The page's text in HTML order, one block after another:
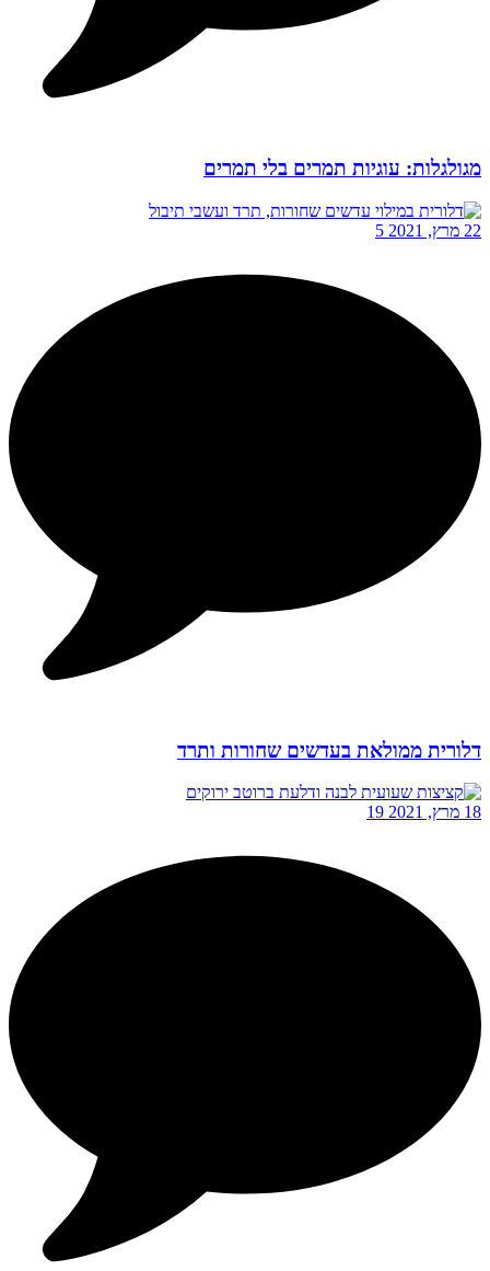
מגולגלות: עוגיות תמרים בלי תמרים
22 מרץ, 2021 5
דלורית ממולאת בעדשים שחורות ותרד
18 מרץ, 2021 19